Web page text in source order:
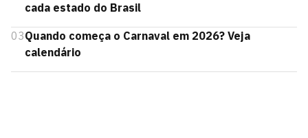
cada estado do Brasil
03Quando começa o Carnaval em 2026? Veja
calendário